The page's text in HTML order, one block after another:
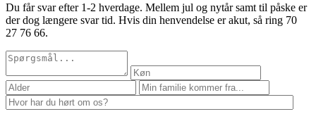
Du får svar efter 1-2 hverdage. Mellem jul og nytår samt til påske er
der dog længere svar tid. Hvis din henvendelse er akut, så ring 70
27 76 66.